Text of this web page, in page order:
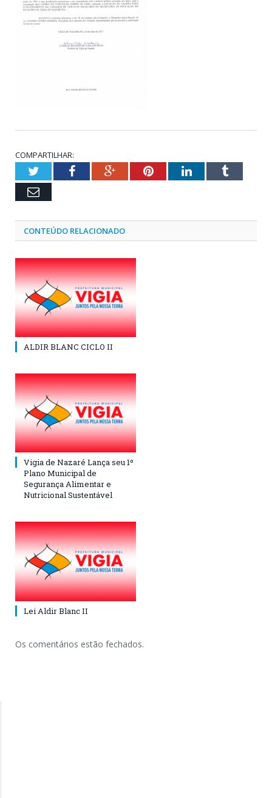
COMPARTILHAR:
TwitterFacebookGoogle+PinterestLinkedInTumblr
Email
CONTEÚDO RELACIONADO
ALDIR BLANC CICLO II
Vigia de Nazaré Lança seu 1º
Plano Municipal de
Segurança Alimentar e
Nutricional Sustentável
Lei Aldir Blanc II
Os comentários estão fechados.